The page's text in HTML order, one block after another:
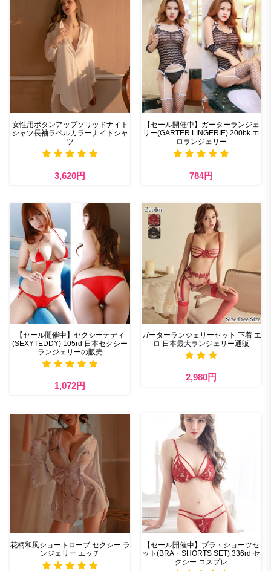
女性用ボタンアップソリッドナイト
シャツ長袖ラペルカラーナイトシャ
ツ
3,620円
【セール開催中】ガーターランジェ
リー(GARTER LINGERIE) 200bk エ
ロランジェリー
784円
【セール開催中】セクシーテディ
(SEXYTEDDY) 105rd 日本セクシー
ランジェリーの販売
1,072円
ガーターランジェリーセット​ 下着 エ
ロ 日本最大ランジェリー通販
2,980円
花柄和風ショートローブ セクシー ラ
ンジェリー エッチ
【セール開催中】ブラ・ショーツセ
ット(BRA・SHORTS SET) 336rd セ
クシー コスプレ